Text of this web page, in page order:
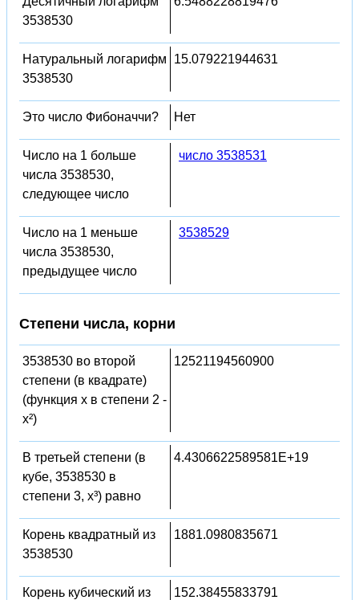
3538530
Натуральный логарифм
3538530
15.079221944631
Это число Фибоначчи? Нет
Число на 1 больше
числа 3538530,
следующее число
число 3538531
Число на 1 меньше
числа 3538530,
предыдущее число
3538529
Степени числа, корни
3538530 во второй
степени (в квадрате)
(функция x в степени 2 -
x²)
12521194560900
В третьей степени (в
кубе, 3538530 в
степени 3, x³) равно
4.4306622589581E+19
Корень квадратный из
3538530
1881.0980835671
Корень кубический из
152.38455833791